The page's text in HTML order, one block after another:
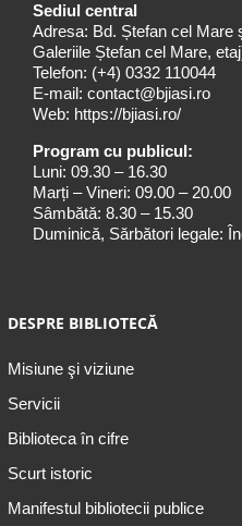
Sediul central
Adresa: Bd. Ștefan cel Mare
Galeriile Ștefan cel Mare,
Telefon: (+4) 0332 110044
E-mail: contact@bjiasi.ro
Web: https://bjiasi.ro/
Program cu publicul:
Luni: 09.30 – 16.30
Marți – Vineri: 09.00 – 20.00
Sâmbătă: 8.30 – 15.30
Duminică, Sărbători legale:
DESPRE BIBLIOTECĂ
Misiune şi viziune
Servicii
Biblioteca în cifre
Scurt istoric
Manifestul bibliotecii publice